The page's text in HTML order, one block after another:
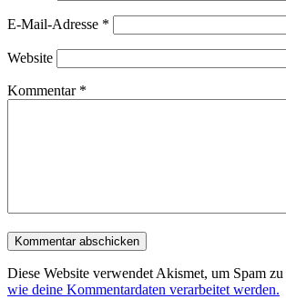
E-Mail-Adresse *
Website
Kommentar *
Diese Website verwendet Akismet, um Spam zu
wie deine Kommentardaten verarbeitet werden.